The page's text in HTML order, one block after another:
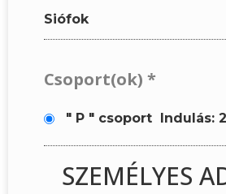
Siófok
Csoport(ok) *
" P " csoport Indulás:
SZEMÉLYES